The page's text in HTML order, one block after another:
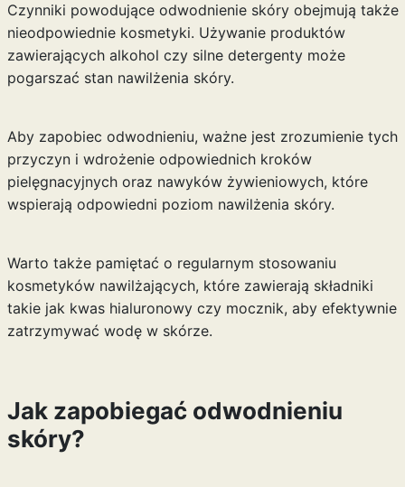
Czynniki powodujące odwodnienie skóry obejmują także
nieodpowiednie kosmetyki. Używanie produktów
zawierających alkohol czy silne detergenty może
pogarszać stan nawilżenia skóry.
Aby zapobiec odwodnieniu, ważne jest zrozumienie tych
przyczyn i wdrożenie odpowiednich kroków
pielęgnacyjnych oraz nawyków żywieniowych, które
wspierają odpowiedni poziom nawilżenia skóry.
Warto także pamiętać o regularnym stosowaniu
kosmetyków nawilżających, które zawierają składniki
takie jak kwas hialuronowy czy mocznik, aby efektywnie
zatrzymywać wodę w skórze.
Jak zapobiegać odwodnieniu
skóry?